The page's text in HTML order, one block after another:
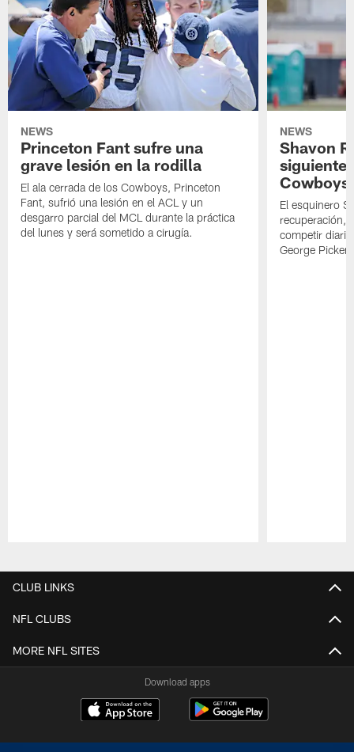
NEWS
Princeton Fant sufre una
grave lesión en la rodilla
El ala cerrada de los Cowboys, Princeton
Fant, sufrió una lesión en el ACL y un
desgarro parcial del MCL durante la práctica
del lunes y será sometido a cirugía.
NEWS
Shavon
siguiente
Cowboys
El esquinero
recuperación,
competir
George
CLUB LINKS
NFL CLUBS
MORE NFL SITES
Download apps